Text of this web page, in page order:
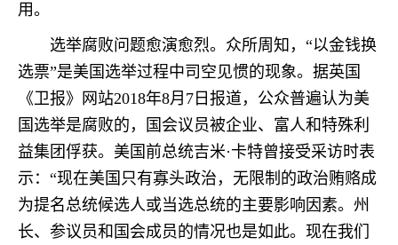
用。
选举腐败问题愈演愈烈。众所周知，“以金钱换
选票”是美国选举过程中司空见惯的现象。据英国
《卫报》网站2018年8月7日报道，公众普遍认为美
国选举是腐败的，国会议员被企业、富人和特殊利
益集团俘获。美国前总统吉米·卡特曾接受采访时表
示：“现在美国只有寡头政治，无限制的政治贿赂成
为提名总统候选人或当选总统的主要影响因素。州
长、参议员和国会成员的情况也是如此。现在我们